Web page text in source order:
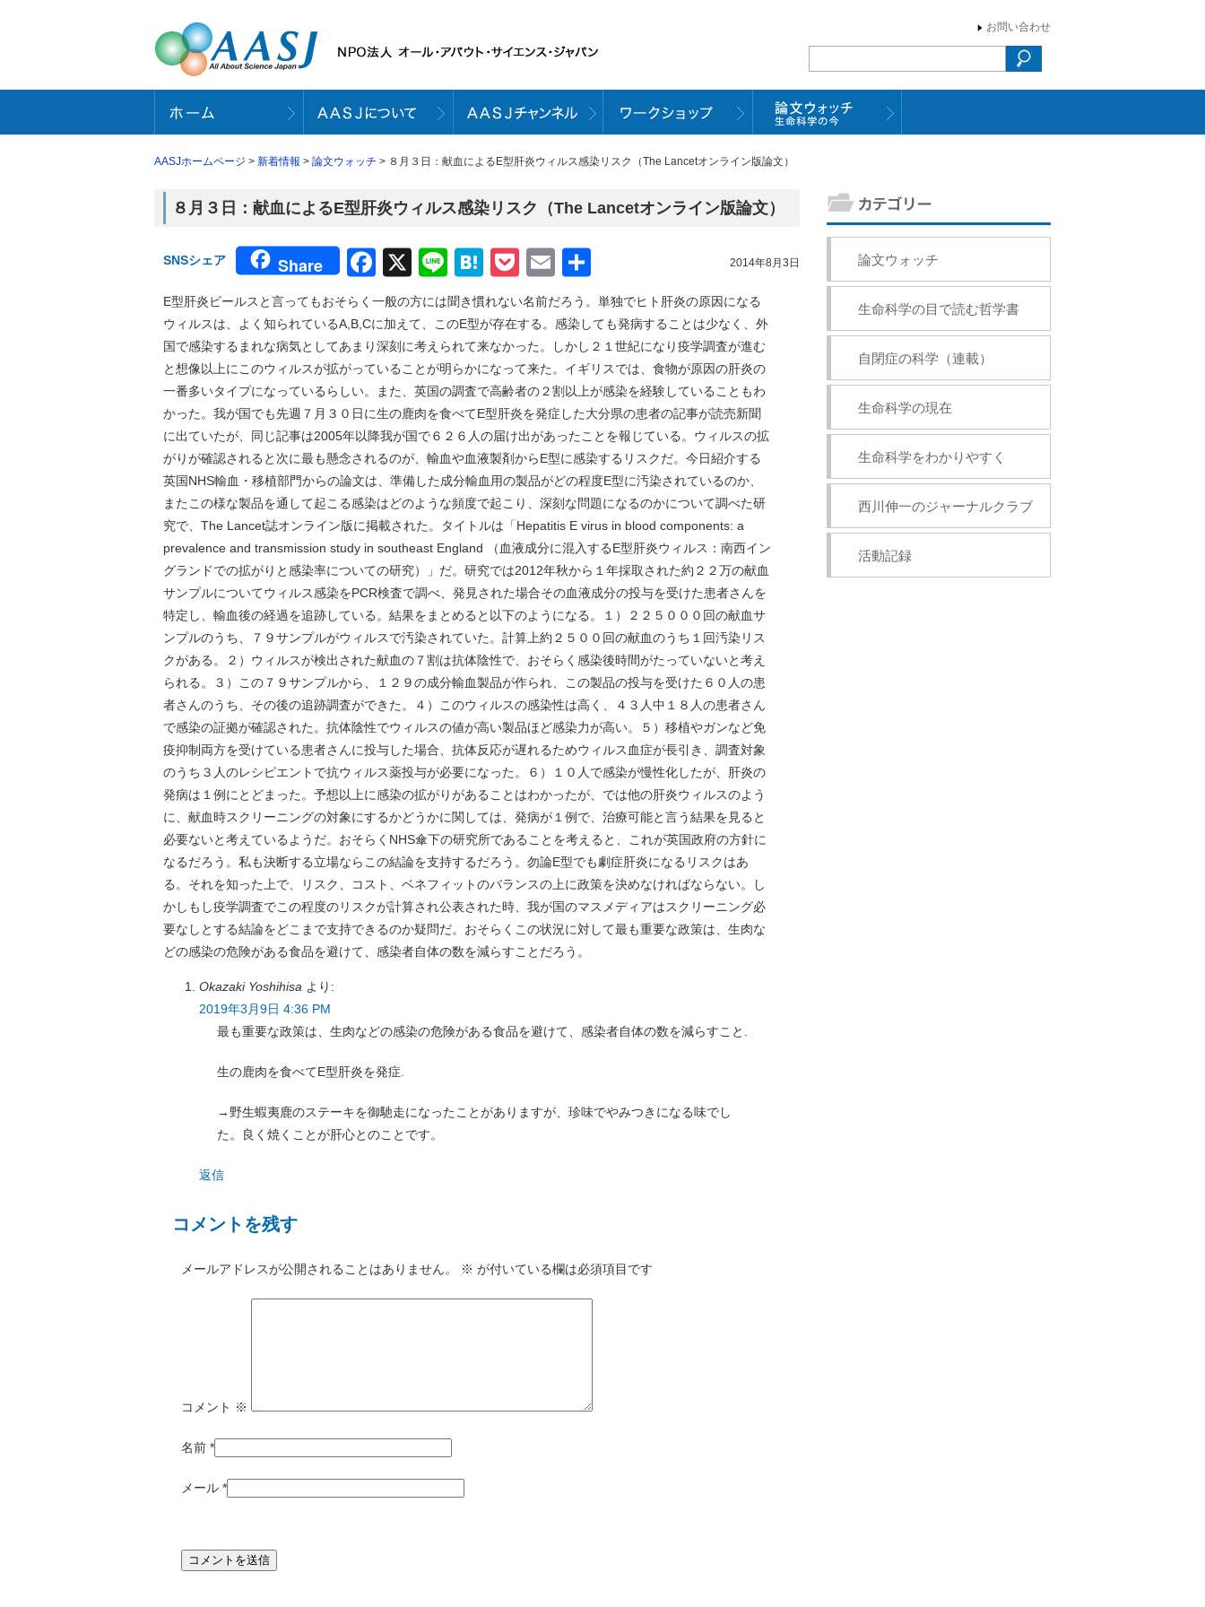
お問い合わせ
AASJホームページ > 新着情報 > 論文ウォッチ > ８月３日：献血によるE型肝炎ウィルス感染リスク（The Lancetオンライン版論文）
８月３日：献血によるE型肝炎ウィルス感染リスク（The Lancetオンライン版論文）
2014年8月3日
SNSシェア Share Facebook
X LineHatena
Pocket
Email
有
E型肝炎ビールスと言ってもおそらく一般の方には聞き慣れない名前だろう。単独でヒト肝炎の原因になる
ウィルスは、よく知られているA,B,Cに加えて、このE型が存在する。感染しても発病することは少なく、外
国で感染するまれな病気としてあまり深刻に考えられて来なかった。しかし２１世紀になり疫学調査が進む
と想像以上にこのウィルスが拡がっていることが明らかになって来た。イギリスでは、食物が原因の肝炎の
一番多いタイプになっているらしい。また、英国の調査で高齢者の２割以上が感染を経験していることもわ
かった。我が国でも先週７月３０日に生の鹿肉を食べてE型肝炎を発症した大分県の患者の記事が読売新聞
に出ていたが、同じ記事は2005年以降我が国で６２６人の届け出があったことを報じている。ウィルスの拡
がりが確認されると次に最も懸念されるのが、輸血や血液製剤からE型に感染するリスクだ。今日紹介する
英国NHS輸血・移植部門からの論文は、準備した成分輸血用の製品がどの程度E型に汚染されているのか、
またこの様な製品を通して起こる感染はどのような頻度で起こり、深刻な問題になるのかについて調べた研
究で、The Lancet誌オンライン版に掲載された。タイトルは「Hepatitis E virus in blood components: a
prevalence and transmission study in southeast England （血液成分に混入するE型肝炎ウィルス：南西イン
グランドでの拡がりと感染率についての研究）」だ。研究では2012年秋から１年採取された約２２万の献血
サンプルについてウィルス感染をPCR検査で調べ、発見された場合その血液成分の投与を受けた患者さんを
特定し、輸血後の経過を追跡している。結果をまとめると以下のようになる。１）２２５０００回の献血サ
ンプルのうち、７９サンプルがウィルスで汚染されていた。計算上約２５００回の献血のうち１回汚染リス
クがある。２）ウィルスが検出された献血の７割は抗体陰性で、おそらく感染後時間がたっていないと考え
られる。３）この７９サンプルから、１２９の成分輸血製品が作られ、この製品の投与を受けた６０人の患
者さんのうち、その後の追跡調査ができた。４）このウィルスの感染性は高く、４３人中１８人の患者さん
で感染の証拠が確認された。抗体陰性でウィルスの値が高い製品ほど感染力が高い。５）移植やガンなど免
疫抑制両方を受けている患者さんに投与した場合、抗体反応が遅れるためウィルス血症が長引き、調査対象
のうち３人のレシピエントで抗ウィルス薬投与が必要になった。６）１０人で感染が慢性化したが、肝炎の
発病は１例にとどまった。予想以上に感染の拡がりがあることはわかったが、では他の肝炎ウィルスのよう
に、献血時スクリーニングの対象にするかどうかに関しては、発病が１例で、治療可能と言う結果を見ると
必要ないと考えているようだ。おそらくNHS傘下の研究所であることを考えると、これが英国政府の方針に
なるだろう。私も決断する立場ならこの結論を支持するだろう。勿論E型でも劇症肝炎になるリスクはあ
る。それを知った上で、リスク、コスト、ベネフィットのバランスの上に政策を決めなければならない。し
かしもし疫学調査でこの程度のリスクが計算され公表された時、我が国のマスメディアはスクリーニング必
要なしとする結論をどこまで支持できるのか疑問だ。おそらくこの状況に対して最も重要な政策は、生肉な
どの感染の危険がある食品を避けて、感染者自体の数を減らすことだろう。
Okazaki Yoshihisa より:
2019年3月9日 4:36 PM
最も重要な政策は、生肉などの感染の危険がある食品を避けて、感染者自体の数を減らすこと.
生の鹿肉を食べてE型肝炎を発症.
→野生蝦夷鹿のステーキを御馳走になったことがありますが、珍味でやみつきになる味でし
た。良く焼くことが肝心とのことです。
返信
コメントを残す
メールアドレスが公開されることはありません。 ※ が付いている欄は必須項目です
コメント ※
名前 *
メール *
論文ウォッチ
生命科学の目で読む哲学書
自閉症の科学（連載）
生命科学の現在
生命科学をわかりやすく
西川伸一のジャーナルクラブ
活動記録